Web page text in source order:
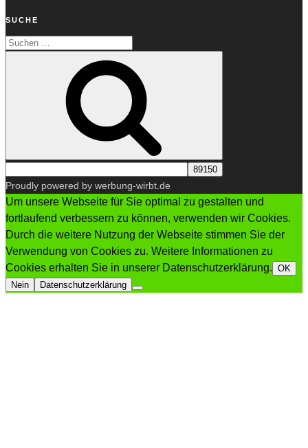
SUCHE
Suchen
Proudly powered by werbung-wirbt.de
Um unsere Webseite für Sie optimal zu gestalten und
fortlaufend verbessern zu können, verwenden wir Cookies.
Durch die weitere Nutzung der Webseite stimmen Sie der
Verwendung von Cookies zu. Weitere Informationen zu
Cookies erhalten Sie in unserer Datenschutzerklärung. OK
Nein
Datenschutzerklärung